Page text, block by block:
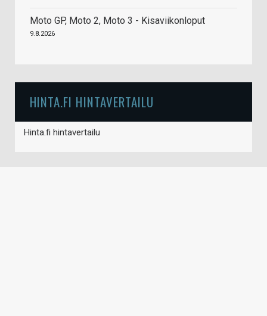
Moto GP, Moto 2, Moto 3 - Kisaviikonloput
9.8.2026
HINTA.FI HINTAVERTAILU
Hinta.fi hintavertailu